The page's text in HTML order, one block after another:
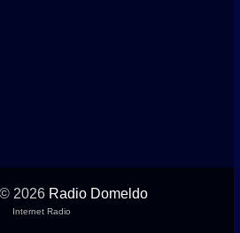
2026 Radio Domeldo
Internet Radio